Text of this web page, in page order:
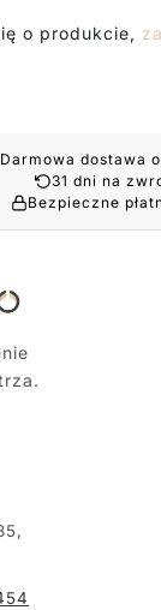
o produkcie,
Darmowa dostawa
31 dni na
Bezpieczne